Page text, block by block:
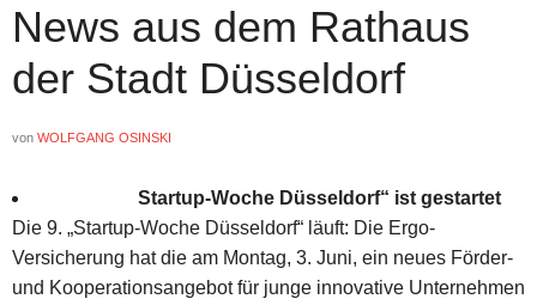
News aus dem Rathaus
der Stadt Düsseldorf
von WOLFGANG OSINSKI
Startup-Woche Düsseldorf“ ist gestartet
Die 9. „Startup-Woche Düsseldorf“ läuft: Die Ergo-
Versicherung hat die am Montag, 3. Juni, ein neues Förder-
und Kooperationsangebot für junge innovative Unternehmen